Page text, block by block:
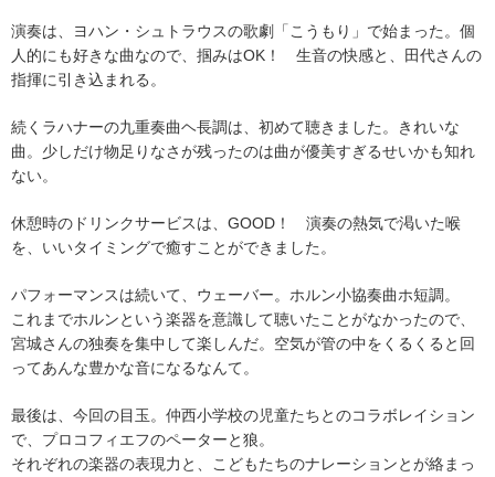
演奏は、ヨハン・シュトラウスの歌劇「こうもり」で始まった。個
人的にも好きな曲なので、掴みはOK！ 生音の快感と、田代さんの
指揮に引き込まれる。
続くラハナーの九重奏曲ヘ長調は、初めて聴きました。きれいな
曲。少しだけ物足りなさが残ったのは曲が優美すぎるせいかも知れ
ない。
休憩時のドリンクサービスは、GOOD！ 演奏の熱気で渇いた喉
を、いいタイミングで癒すことができました。
パフォーマンスは続いて、ウェーバー。ホルン小協奏曲ホ短調。
これまでホルンという楽器を意識して聴いたことがなかったので、
宮城さんの独奏を集中して楽しんだ。空気が管の中をくるくると回
ってあんな豊かな音になるなんて。
最後は、今回の目玉。仲西小学校の児童たちとのコラボレイション
で、プロコフィエフのペーターと狼。
それぞれの楽器の表現力と、こどもたちのナレーションとが絡まっ